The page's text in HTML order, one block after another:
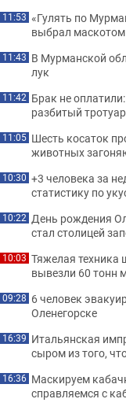
11:53 «Гулять по
выбрал
11:43 В Мурманской
лук
11:42 Брак не
разбитый
11:05 Шесть косаток
животных
10:30 +3 человека за
статистику по
10:22 День рождения
стал столицей
10:03 Тяжелая техника
вывезли 60 тонн
09:28 6 человек
Оленегорске
16:39 Итальянская
сыром из того,
16:36 Маскируем
справляемся с